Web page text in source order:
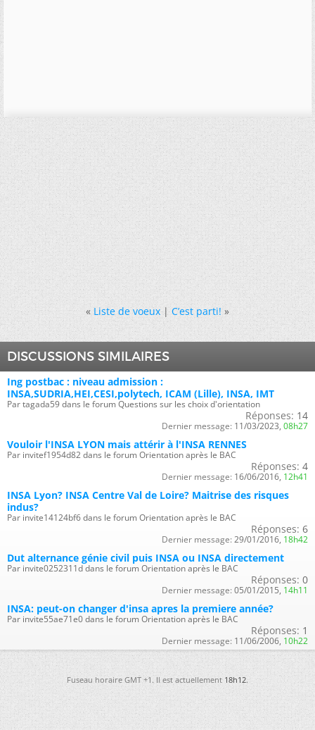
« Liste de voeux|C’est parti! »
DISCUSSIONS SIMILAIRES
Ing postbac : niveau admission :
INSA,SUDRIA,HEI,CESI,polytech, ICAM (Lille), INSA, IMT
Par tagada59 dans le forum Questions sur les choix d'orientation
Réponses: 14
Dernier message: 11/03/2023, 08h27
Vouloir l'INSA LYON mais attérir à l'INSA RENNES
Par invitef1954d82 dans le forum Orientation après le BAC
Réponses: 4
Dernier message: 16/06/2016, 12h41
INSA Lyon? INSA Centre Val de Loire? Maitrise des risques
indus?
Par invite14124bf6 dans le forum Orientation après le BAC
Réponses: 6
Dernier message: 29/01/2016, 18h42
Dut alternance génie civil puis INSA ou INSA directement
Par invite0252311d dans le forum Orientation après le BAC
Réponses: 0
Dernier message: 05/01/2015, 14h11
INSA: peut-on changer d'insa apres la premiere année?
Par invite55ae71e0 dans le forum Orientation après le BAC
Réponses: 1
Dernier message: 11/06/2006, 10h22
Fuseau horaire GMT +1. Il est actuellement18h12.